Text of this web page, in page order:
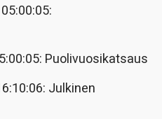
Puolivuosikatsaus
Julkinen